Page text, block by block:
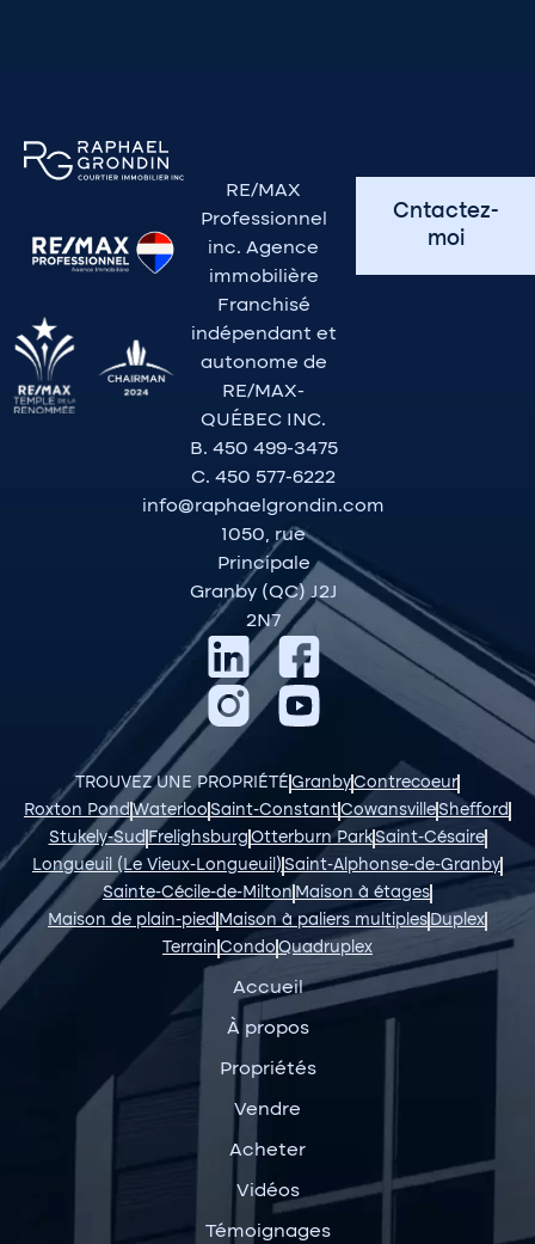
RE/MAX
Professionnel
inc. Agence
immobilière
Franchisé
indépendant et
autonome de
RE/MAX-
QUÉBEC INC.
B. 450 499-3475
C. 450 577-6222
info@raphaelgrondin.com
1050, rue
Principale
Granby (QC) J2J
2N7
Cntactez-
moi
TROUVEZ UNE PROPRIÉTÉ GranbyContrecoeur
Roxton PondWaterloo Saint-ConstantCowansvilleShefford
Stukely-Sud Frelighsburg Otterburn ParkSaint-Césaire
Longueuil (Le Vieux-Longueuil) Saint-Alphonse-de-Granby
Sainte-Cécile-de-Milton Maison à étages
Maison de plain-pied Maison à paliers multiplesDuplex
Terrain CondoQuadruplex
Accueil
À propos
Propriétés
Vendre
Acheter
Vidéos
Témoignages